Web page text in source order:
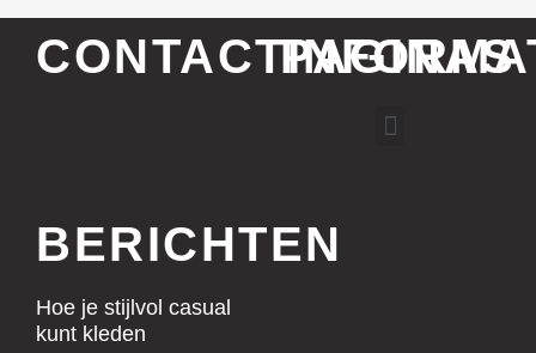
PAGINAS
Menu
BERICHTEN
Hoe je stijlvol casual
kunt kleden